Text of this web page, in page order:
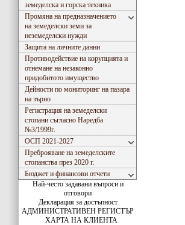
земеделска и горска техника
Промяна на предназначението
на земеделски земи за
неземеделски нужди
Защита на личните данни
Противодействие на корупцията и
отнемане на незаконно
придобитото имущество
Дейности по мониторинг на пазара
на зърно
Регистрация на земеделски
стопани съгласно Наредба
№3/1999г.
ОСП 2021-2027
Преброяване на земеделските
стопанства през 2020 г.
Бюджет и финансови отчети
Най-често задавани въпроси и
отговори
Декларация за достъпност
АДМИНИСТРАТИВЕН РЕГИСТЪР
ХАРТА НА КЛИЕНТА